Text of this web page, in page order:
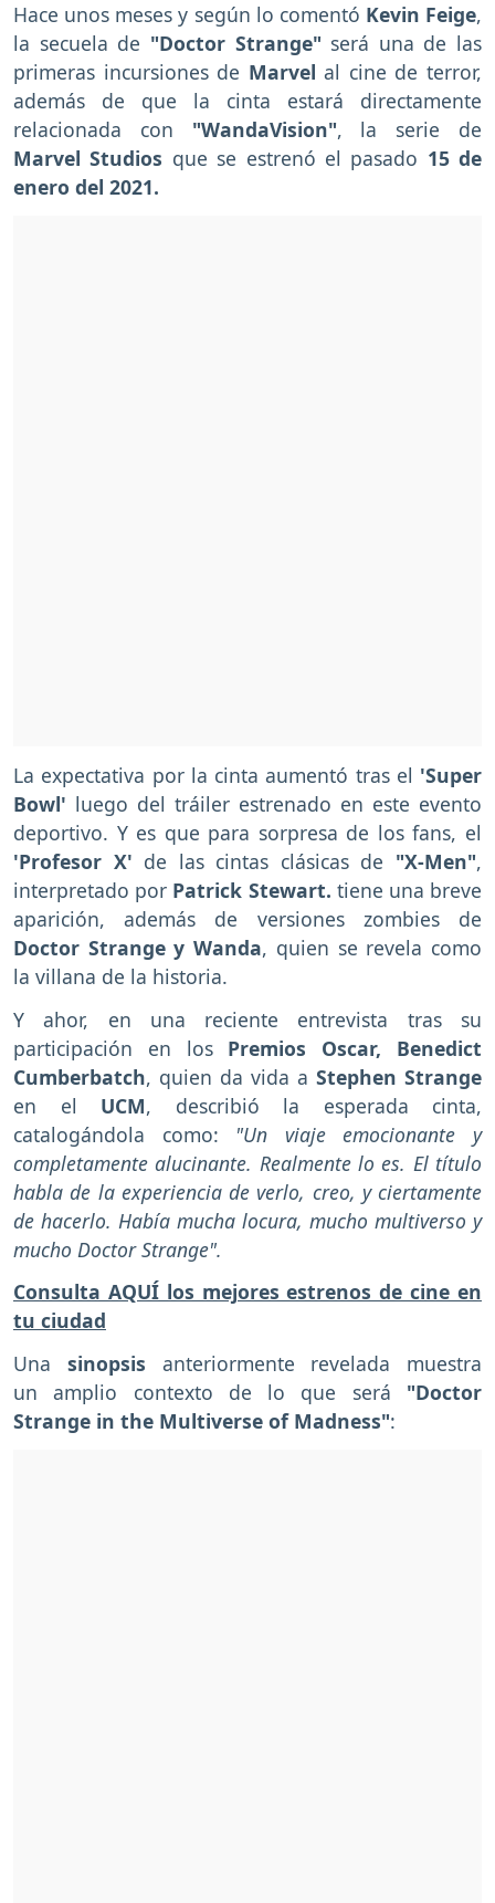
Hace unos meses y según lo comentó Kevin Feige,
la secuela de "Doctor Strange" será una de las
primeras incursiones de Marvel al cine de terror,
además de que la cinta estará directamente
relacionada con "WandaVision", la serie de
Marvel Studios que se estrenó el pasado 15 de
enero del 2021.
La expectativa por la cinta aumentó tras el 'Super
Bowl' luego del tráiler estrenado en este evento
deportivo. Y es que para sorpresa de los fans, el
'Profesor X' de las cintas clásicas de "X-Men",
interpretado por Patrick Stewart. tiene una breve
aparición, además de versiones zombies de
Doctor Strange y Wanda, quien se revela como
la villana de la historia.
Y ahor, en una reciente entrevista tras su
participación en los Premios Oscar, Benedict
Cumberbatch, quien da vida a Stephen Strange
en el UCM, describió la esperada cinta,
catalogándola como: "Un viaje emocionante y
completamente alucinante. Realmente lo es. El título
habla de la experiencia de verlo, creo, y ciertamente
de hacerlo. Había mucha locura, mucho multiverso y
mucho Doctor Strange".
Consulta AQUÍ los mejores estrenos de cine en
tu ciudad
Una sinopsis anteriormente revelada muestra
un amplio contexto de lo que será "Doctor
Strange in the Multiverse of Madness":